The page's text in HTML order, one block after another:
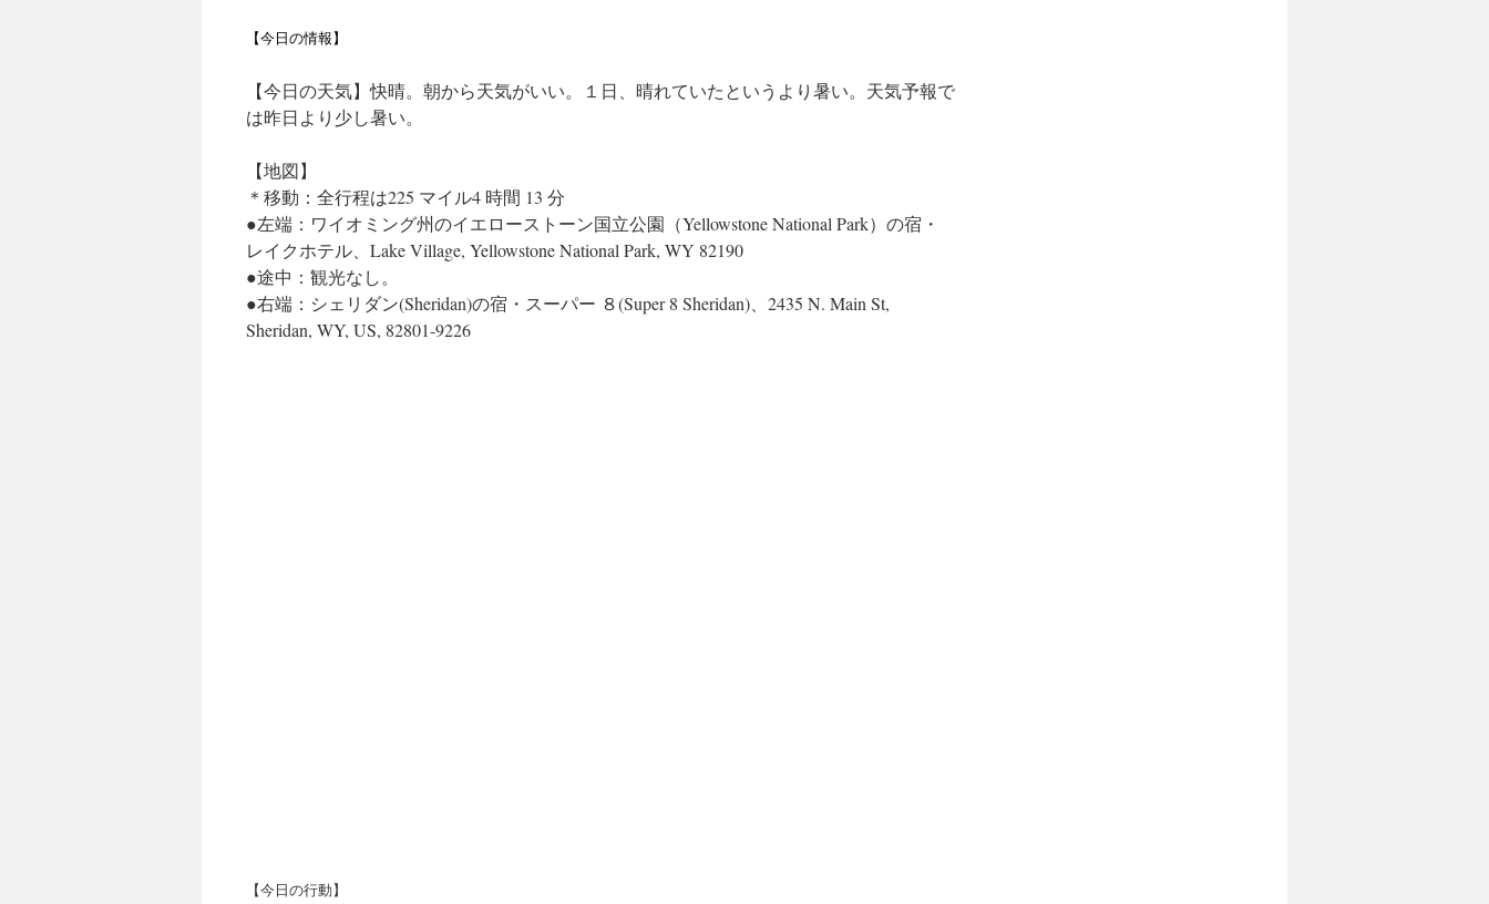
【今日の情報】
【今日の天気】快晴。朝から天気がいい。１日、晴れていたというより暑い。天気予報で
は昨日より少し暑い。
【地図】
＊移動：全行程は225 マイル4 時間 13 分
●左端：ワイオミング州のイエローストーン国立公園（Yellowstone National Park）の宿・
レイクホテル、Lake Village, Yellowstone National Park, WY 82190
●途中：観光なし。
●右端：シェリダン(Sheridan)の宿・スーパー ８(Super 8 Sheridan)、2435 N. Main St,
Sheridan, WY, US, 82801-9226
【今日の行動】